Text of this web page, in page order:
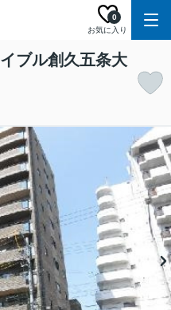
お気に入り
0
ブル創久五条大